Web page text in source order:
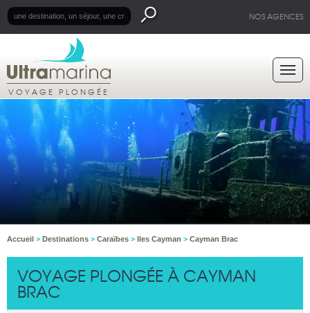
NOS AGENCES
VOYAGE PLONGÉE
Accueil > Destinations > Caraïbes > Iles Cayman > Cayman Brac
VOYAGE PLONGÉE À CAYMAN
BRAC